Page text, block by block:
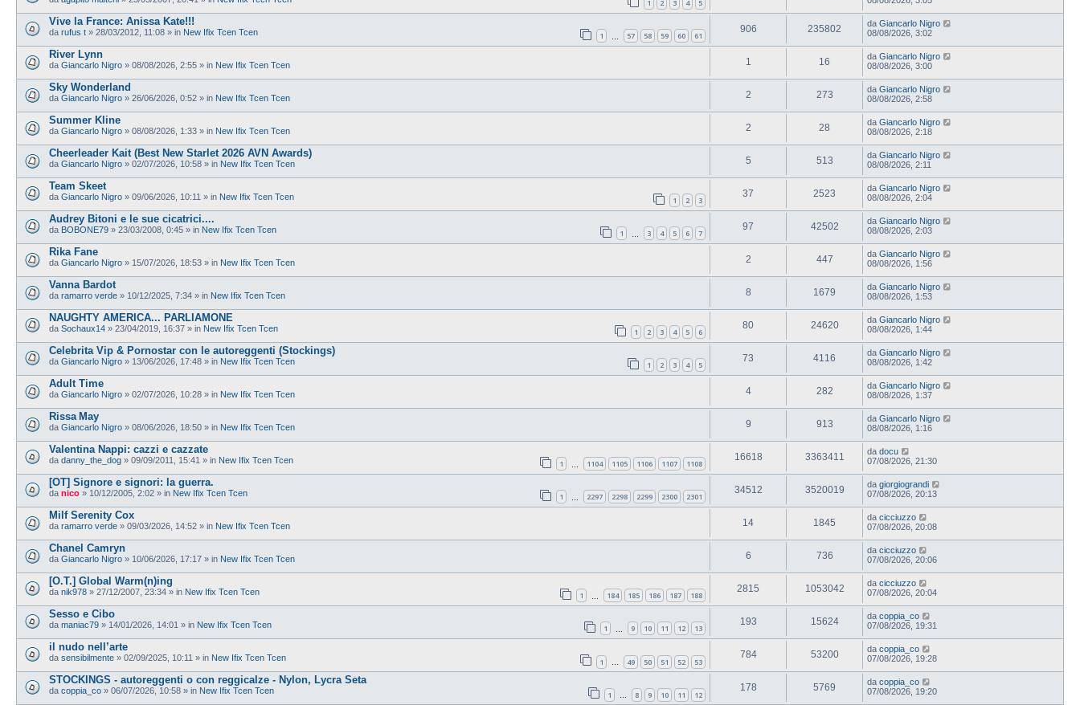
1 2 3 4 5
Vive la France: Anissa Kate!!!
da rufus t » 28/03/2012, 11:08 » in New Ifix Tcen Tcen 1 57 58 59 60 61
906 235802 da Giancarlo Nigro
08/08/2026, 3:02
River Lynn
da Giancarlo Nigro » 08/08/2026, 2:55 » in New Ifix Tcen Tcen 1 16 da Giancarlo Nigro
08/08/2026, 3:00
Sky Wonderland
da Giancarlo Nigro » 26/06/2026, 0:52 » in New Ifix Tcen Tcen 2 273 da Giancarlo Nigro
08/08/2026, 2:58
Summer Kline
da Giancarlo Nigro » 08/08/2026, 1:33 » in New Ifix Tcen Tcen 2 28 da Giancarlo Nigro
08/08/2026, 2:18
Cheerleader Kait (Best New Starlet 2026 AVN Awards)
da Giancarlo Nigro » 02/07/2026, 10:58 » in New Ifix Tcen Tcen 5 513 da Giancarlo Nigro
08/08/2026, 2:11
Team Skeet
da Giancarlo Nigro » 09/06/2026, 10:11 » in New Ifix Tcen Tcen 1 2 3
37 2523 da Giancarlo Nigro
08/08/2026, 2:04
Audrey Bitoni e le sue cicatrici....
da BOBONE79 » 23/03/2008, 0:45 » in New Ifix Tcen Tcen 1 3 4 5 6 7
97 42502 da Giancarlo Nigro
08/08/2026, 2:03
Rika Fane
da Giancarlo Nigro » 15/07/2026, 18:53 » in New Ifix Tcen Tcen 2 447 da Giancarlo Nigro
08/08/2026, 1:56
Vanna Bardot
da ramarro verde » 10/12/2025, 7:34 » in New Ifix Tcen Tcen 8 1679 da Giancarlo Nigro
08/08/2026, 1:53
NAUGHTY AMERICA... PARLIAMONE
da Sochaux14 » 23/04/2019, 16:37 » in New Ifix Tcen Tcen 1 2 3 4 5 6
80 24620 da Giancarlo Nigro
08/08/2026, 1:44
Celebrita Vip & Pornostar con le autoreggenti (Stockings)
da Giancarlo Nigro » 13/06/2026, 17:48 » in New Ifix Tcen Tcen 1 2 3 4 5
73 4116 da Giancarlo Nigro
08/08/2026, 1:42
Adult Time
da Giancarlo Nigro » 02/07/2026, 10:28 » in New Ifix Tcen Tcen 4 282 da Giancarlo Nigro
08/08/2026, 1:37
Rissa May
da Giancarlo Nigro » 08/06/2026, 18:50 » in New Ifix Tcen Tcen 9 913 da Giancarlo Nigro
08/08/2026, 1:16
Valentina Nappi: cazzi e cazzate
da danny_the_dog » 09/09/2011, 15:41 » in New Ifix Tcen Tcen 1 1104 1105 1106 1107 1108
16618 3363411 da docu
07/08/2026, 21:30
[OT] Signore e signori: la guerra.
da nico » 10/12/2005, 2:02 » in New Ifix Tcen Tcen 1 2297 2298 2299 2300 2301
34512 3520019 da giorgiograndi
07/08/2026, 20:13
Milf Serenity Cox
da ramarro verde » 09/03/2026, 14:52 » in New Ifix Tcen Tcen 14 1845 da cicciuzzo
07/08/2026, 20:08
Chanel Camryn
da Giancarlo Nigro » 10/06/2026, 17:17 » in New Ifix Tcen Tcen 6 736 da cicciuzzo
07/08/2026, 20:06
[O.T.] Global Warm(n)ing
da nik978 » 27/12/2007, 23:34 » in New Ifix Tcen Tcen 1 184 185 186 187 188
2815 1053042 da cicciuzzo
07/08/2026, 20:04
Sesso e Cibo
da maniac79 » 14/01/2026, 14:01 » in New Ifix Tcen Tcen 1 9 10 11 12 13
193 15624 da coppia_co
07/08/2026, 19:31
il nudo nell’arte
da sensibilmente » 02/09/2025, 10:11 » in New Ifix Tcen Tcen 1 49 50 51 52 53
784 53200 da coppia_co
07/08/2026, 19:28
STOCKINGS - autoreggenti o con reggicalze - Nylon, Lycra Seta
da coppia_co » 06/07/2026, 10:58 » in New Ifix Tcen Tcen 1 8 9 10 11 12
178 5769 da coppia_co
07/08/2026, 19:20